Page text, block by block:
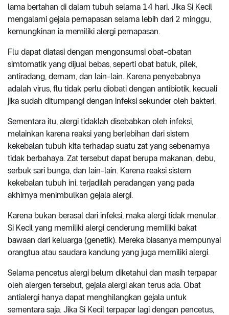
lama bertahan di dalam tubuh selama 14 hari. Jika Si Kecil
mengalami gejala pernapasan selama lebih dari 2 minggu,
kemungkinan ia memiliki alergi pernapasan.
Flu dapat diatasi dengan mengonsumsi obat-obatan
simtomatik yang dijual bebas, seperti obat batuk, pilek,
antiradang, demam, dan lain-lain. Karena penyebabnya
adalah virus, flu tidak perlu diobati dengan antibiotik, kecuali
jika sudah ditumpangi dengan infeksi sekunder oleh bakteri.
Sementara itu, alergi tidaklah disebabkan oleh infeksi,
melainkan karena reaksi yang berlebihan dari sistem
kekebalan tubuh kita terhadap suatu zat yang sebenarnya
tidak berbahaya. Zat tersebut dapat berupa makanan, debu,
serbuk sari bunga, dan lain-lain. Karena reaksi sistem
kekebalan tubuh ini, terjadilah peradangan yang pada
akhirnya menimbulkan gejala alergi.
Karena bukan berasal dari infeksi, maka alergi tidak menular.
Si Kecil yang memiliki alergi cenderung memiliki bakat
bawaan dari keluarga (genetik). Mereka biasanya mempunyai
orangtua atau saudara kandung yang juga memiliki alergi.
Selama pencetus alergi belum diketahui dan masih terpapar
oleh alergen tersebut, gejala alergi akan terus ada. Obat
antialergi hanya dapat menghilangkan gejala untuk
sementara saja. Jika Si Kecil terpapar lagi dengan pencetus,